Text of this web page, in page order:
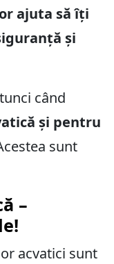
ajuta să îți
și
când
și pentru
sunt
–
acvatici sunt